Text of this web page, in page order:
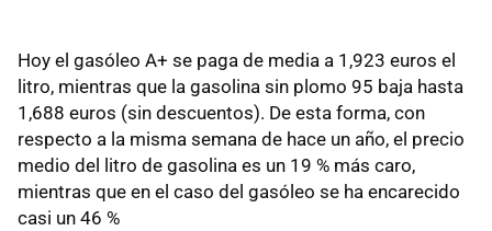
Hoy el gasóleo A+ se paga de media a 1,923 euros el
litro, mientras que la gasolina sin plomo 95 baja hasta
1,688 euros (sin descuentos). De esta forma, con
respecto a la misma semana de hace un año, el precio
medio del litro de gasolina es un 19 % más caro,
mientras que en el caso del gasóleo se ha encarecido
casi un 46 %